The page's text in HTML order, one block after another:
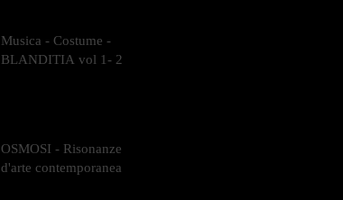
Musica - Costume -
BLANDITIA vol 1- 2
OSMOSI - Risonanze
d'arte contemporanea